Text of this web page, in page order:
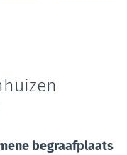
begraafplaats